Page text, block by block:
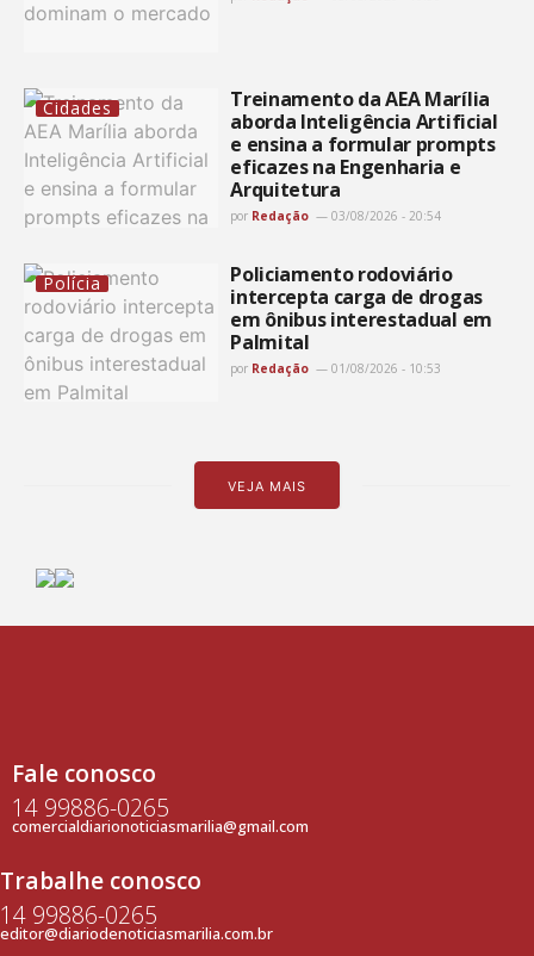
Cidades
Treinamento da AEA Marília
aborda Inteligência Artificial
e ensina a formular prompts
eficazes na Engenharia e
Arquitetura
por Redação 03/08/2026 - 20:54
Polícia
Policiamento rodoviário
intercepta carga de drogas
em ônibus interestadual em
Palmital
por Redação 01/08/2026 - 10:53
VEJA MAIS
Fale conosco
14 99886-0265
comercialdiarionoticiasmarilia@gmail.com
Trabalhe conosco
14 99886-0265
editor@diariodenoticiasmarilia.com.br